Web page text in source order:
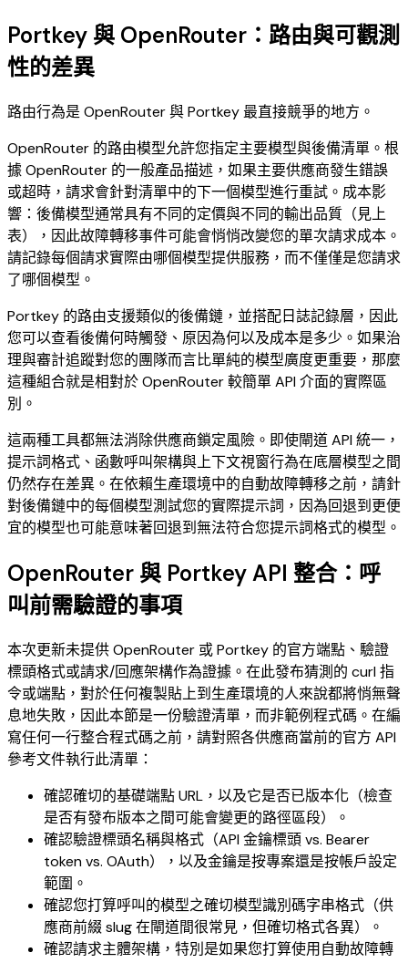
Portkey 與 OpenRouter：路由與可觀測
性的差異
路由行為是 OpenRouter 與 Portkey 最直接競爭的地方。
OpenRouter 的路由模型允許您指定主要模型與後備清單。根
據 OpenRouter 的一般產品描述，如果主要供應商發生錯誤
或超時，請求會針對清單中的下一個模型進行重試。成本影
響：後備模型通常具有不同的定價與不同的輸出品質（見上
表），因此故障轉移事件可能會悄悄改變您的單次請求成本。
請記錄每個請求實際由哪個模型提供服務，而不僅僅是您請求
了哪個模型。
Portkey 的路由支援類似的後備鏈，並搭配日誌記錄層，因此
您可以查看後備何時觸發、原因為何以及成本是多少。如果治
理與審計追蹤對您的團隊而言比單純的模型廣度更重要，那麼
這種組合就是相對於 OpenRouter 較簡單 API 介面的實際區
別。
這兩種工具都無法消除供應商鎖定風險。即使閘道 API 統一，
提示詞格式、函數呼叫架構與上下文視窗行為在底層模型之間
仍然存在差異。在依賴生產環境中的自動故障轉移之前，請針
對後備鏈中的每個模型測試您的實際提示詞，因為回退到更便
宜的模型也可能意味著回退到無法符合您提示詞格式的模型。
OpenRouter 與 Portkey API 整合：呼
叫前需驗證的事項
本次更新未提供 OpenRouter 或 Portkey 的官方端點、驗證
標頭格式或請求/回應架構作為證據。在此發布猜測的 curl 指
令或端點，對於任何複製貼上到生產環境的人來說都將悄無聲
息地失敗，因此本節是一份驗證清單，而非範例程式碼。在編
寫任何一行整合程式碼之前，請對照各供應商當前的官方 API
參考文件執行此清單：
確認確切的基礎端點 URL，以及它是否已版本化（檢查
是否有發布版本之間可能會變更的路徑區段）。
確認驗證標頭名稱與格式（API 金鑰標頭 vs. Bearer
token vs. OAuth），以及金鑰是按專案還是按帳戶設定
範圍。
確認您打算呼叫的模型之確切模型識別碼字串格式（供
應商前綴 slug 在閘道間很常見，但確切格式各異）。
確認請求主體架構，特別是如果您打算使用自動故障轉